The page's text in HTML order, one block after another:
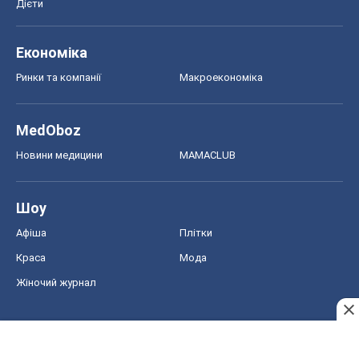
Дієти
Економіка
Ринки та компанії Макроекономіка
MedOboz
Новини медицини MAMACLUB
Шоу
Афіша Плітки
Краса Мода
Жіночий журнал